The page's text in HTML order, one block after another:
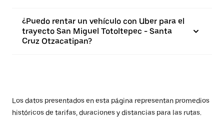
¿Puedo rentar un vehículo con Uber para el
trayecto San Miguel Totoltepec - Santa
Cruz Otzacatipan?
Los datos presentados en esta página representan promedios
históricos de tarifas, duraciones y distancias para las rutas.